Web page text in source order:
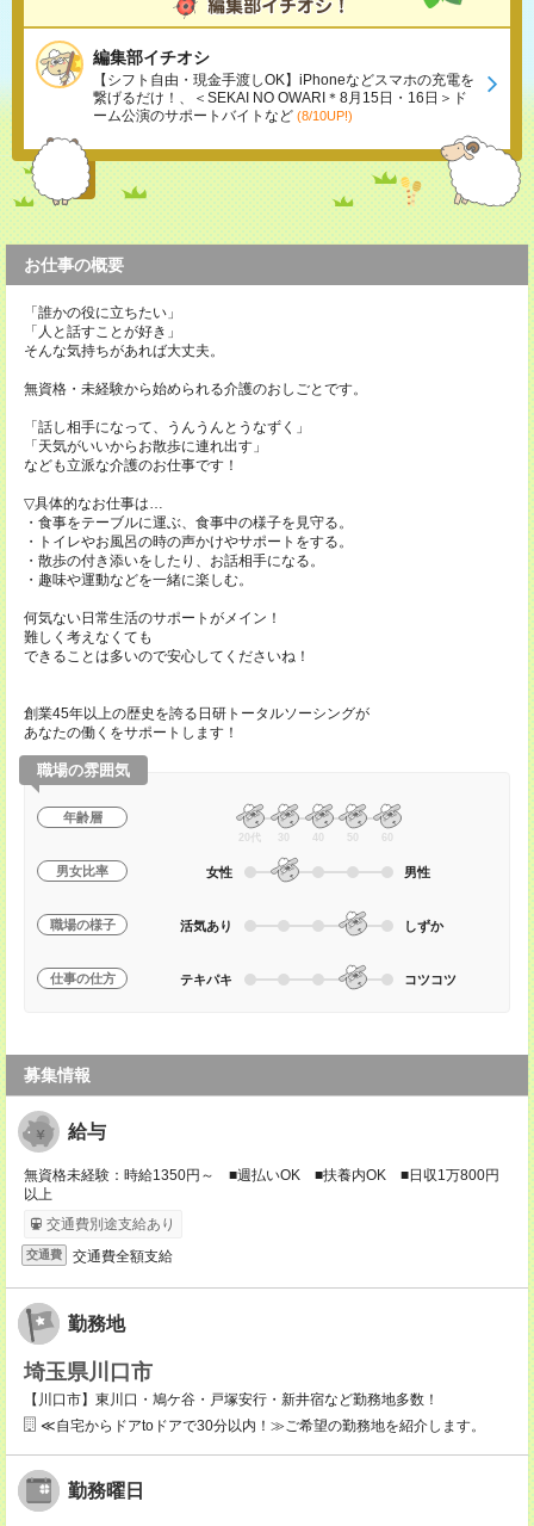
編集部イチオシ
【シフト自由・現金手渡しOK】iPhoneなどスマホの充電を
繋げるだけ！、＜SEKAI NO OWARI＊8月15日・16日＞ド
ーム公演のサポートバイトなど (8/10UP!)
お仕事の概要
「誰かの役に立ちたい」
「人と話すことが好き」
そんな気持ちがあれば大丈夫。
無資格・未経験から始められる介護のおしごとです。
「話し相手になって、うんうんとうなずく」
「天気がいいからお散歩に連れ出す」
なども立派な介護のお仕事です！
▽具体的なお仕事は…
・食事をテーブルに運ぶ、食事中の様子を見守る。
・トイレやお風呂の時の声かけやサポートをする。
・散歩の付き添いをしたり、お話相手になる。
・趣味や運動などを一緒に楽しむ。
何気ない日常生活のサポートがメイン！
難しく考えなくても
できることは多いので安心してくださいね！
創業45年以上の歴史を誇る日研トータルソーシングが
あなたの働くをサポートします！
職場の雰囲気
年齢層
20代 30 40 50 60
男女比率 女性 男性
職場の様子 活気あり しずか
仕事の仕方 テキパキ コツコツ
募集情報
給与
無資格未経験：時給1350円～ ■週払いOK ■扶養内OK ■日収1万800円
以上
交通費別途支給あり
交通費 交通費全額支給
勤務地
埼玉県川口市
【川口市】東川口・鳩ケ谷・戸塚安行・新井宿など勤務地多数！
≪自宅からドアtoドアで30分以内！≫ご希望の勤務地を紹介します。
勤務曜日